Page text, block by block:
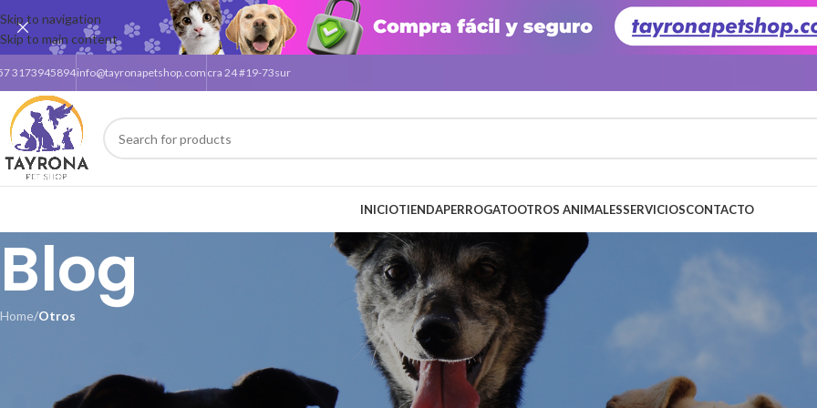
Skip to navigation
Skip to main content
3173945894info@tayronapetshop.com cra 24 #19-73sur
INICIOTIENDAPERROGATOOTROS ANIMALESSERVICIOSCONTACTO
Blog
Home/Otros